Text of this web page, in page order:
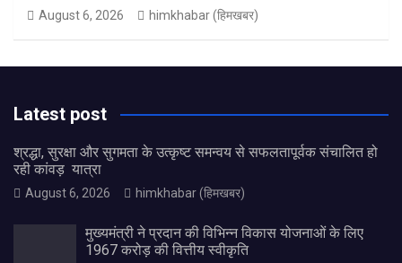
August 6, 2026 himkhabar (हिमखबर)
Latest post
श्रद्धा, सुरक्षा और सुगमता के उत्कृष्ट समन्वय से सफलतापूर्वक संचालित हो
रही कांवड़ यात्रा
August 6, 2026 himkhabar (हिमखबर)
मुख्यमंत्री ने प्रदान की विभिन्न विकास योजनाओं के लिए
1967 करोड़ की वित्तीय स्वीकृति